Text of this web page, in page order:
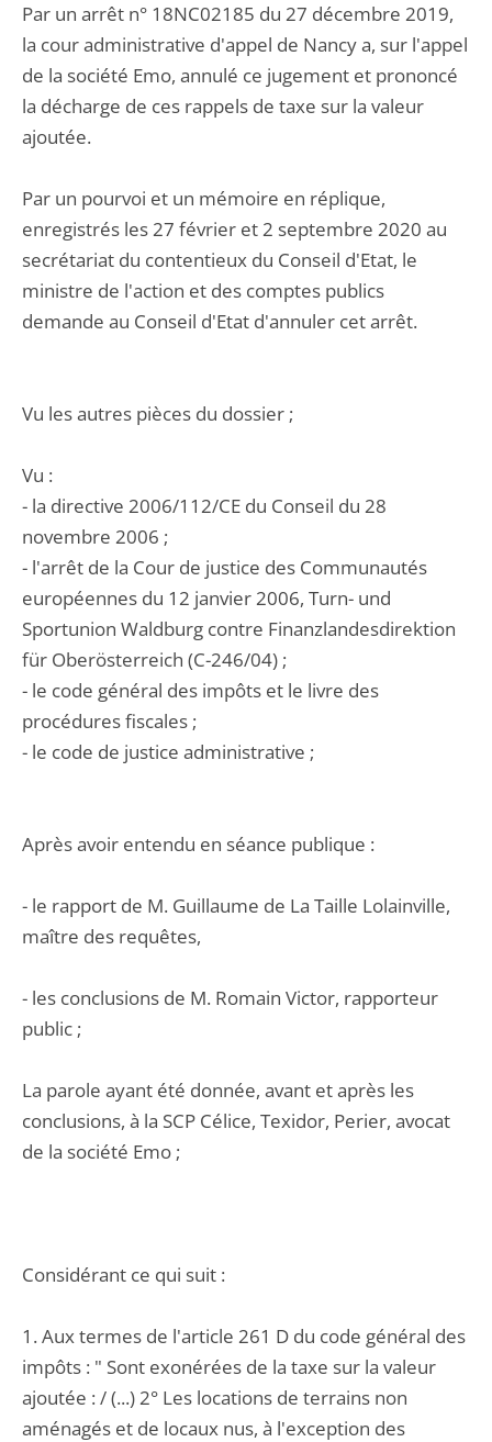
Par un arrêt n° 18NC02185 du 27 décembre 2019,
la cour administrative d'appel de Nancy a, sur l'appel
de la société Emo, annulé ce jugement et prononcé
la décharge de ces rappels de taxe sur la valeur
ajoutée.
Par un pourvoi et un mémoire en réplique,
enregistrés les 27 février et 2 septembre 2020 au
secrétariat du contentieux du Conseil d'Etat, le
ministre de l'action et des comptes publics
demande au Conseil d'Etat d'annuler cet arrêt.
Vu les autres pièces du dossier ;
Vu :
- la directive 2006/112/CE du Conseil du 28
novembre 2006 ;
- l'arrêt de la Cour de justice des Communautés
européennes du 12 janvier 2006, Turn- und
Sportunion Waldburg contre Finanzlandesdirektion
für Oberösterreich (C-246/04) ;
- le code général des impôts et le livre des
procédures fiscales ;
- le code de justice administrative ;
Après avoir entendu en séance publique :
- le rapport de M. Guillaume de La Taille Lolainville,
maître des requêtes,
- les conclusions de M. Romain Victor, rapporteur
public ;
La parole ayant été donnée, avant et après les
conclusions, à la SCP Célice, Texidor, Perier, avocat
de la société Emo ;
Considérant ce qui suit :
1. Aux termes de l'article 261 D du code général des
impôts : " Sont exonérées de la taxe sur la valeur
ajoutée : / (...) 2° Les locations de terrains non
aménagés et de locaux nus, à l'exception des